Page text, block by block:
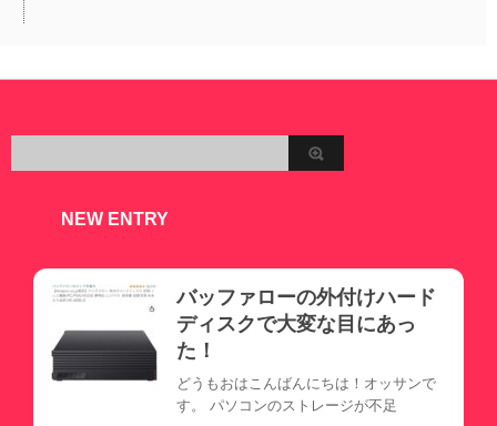
NEW ENTRY
バッファローの外付けハード
ディスクで大変な目にあっ
た！
どうもおはこんばんにちは！オッサンで
す。 パソコンのストレージが不足